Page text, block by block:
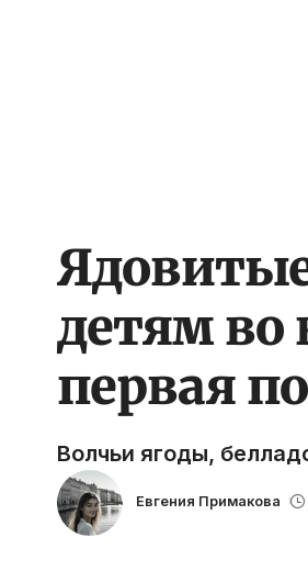
детям во
первая
Волчьи ягоды,
Евгения Примакова